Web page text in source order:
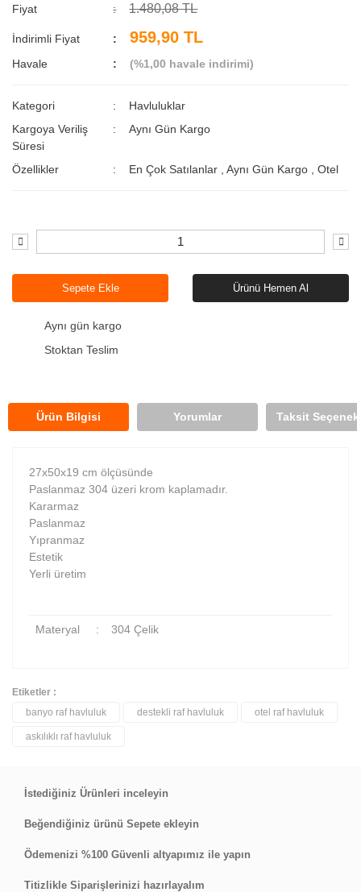
Fiyat 1.480,08 TL
İndirimli Fiyat 959,90 TL
Havale (%1,00 havale indirimi)
Kategori
Havluluklar
Kargoya Veriliş
Süresi
Aynı Gün Kargo
Özellikler En Çok Satılanlar ,Aynı Gün Kargo ,Otel
Sepete Ekle Ürünü Hemen Al
Aynı gün kargo
Stoktan Teslim
Ürün Bilgisi Yorumlar Taksit
27x50x19 cm ölçüsünde
Paslanmaz 304 üzeri krom kaplamadır.
Kararmaz
Paslanmaz
Yıpranmaz
Estetik
Yerli üretim
Materyal : 304 Çelik
Bu ürüne ilk yorumu siz yapın!
Etiketler :
banyo raf havluluk
destekli raf havluluk otel raf havluluk
askılıklı raf havluluk
İstediğiniz Ürünleri inceleyin
Beğendiğiniz ürünü Sepete ekleyin
Ödemenizi %100 Güvenli altyapımız ile yapın
Titizlikle Siparişlerinizi hazırlayalım